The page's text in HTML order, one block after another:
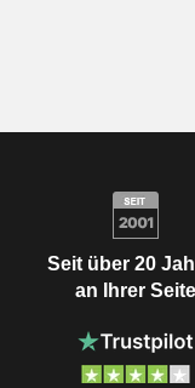
Seit über 20
an Ihrer Seite